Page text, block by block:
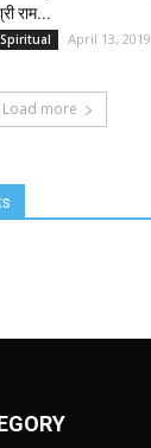
राम...
Spiritual April 13, 2019
Load more